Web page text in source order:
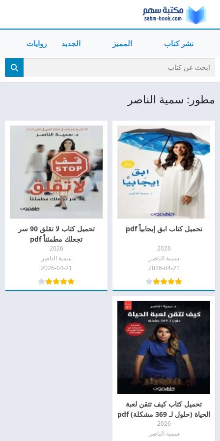
نشر كتاب المميز الجديد روايات
مطور: سمية الناصر
تحميل كتاب ابق إيجابياً pdf
2026
سمية الناصر
2026-04-21
تحميل كتاب لا تقلق 90 سر
تجعلك مطمئناً pdf
2026
سمية الناصر
2026-04-21
تحميل كتاب كيف تتقن لعبة
الحياة (حلول لـ 369 مشكلة) pdf
2026
سمية الناصر